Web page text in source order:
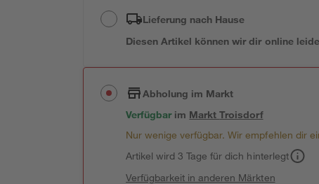
Lieferung nach Hause
Diesen Artikel können wir dir online
Abholung im Markt
Verfügbar im MarktTroisdorf
Nur wenige verfügbar. Wir empfehlen dir
Artikel wird 3 Tage für dich hinterlegt
Verfügbarkeit in anderen Märkten